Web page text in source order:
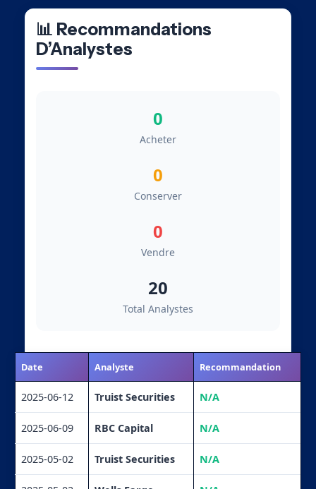
📊 Recommandations
D’Analystes
0
Acheter
0
Conserver
0
Vendre
20
Total Analystes
Date Analyste Recommandation
2025-06-12 Truist Securities N/A
2025-06-09 RBC Capital N/A
2025-05-02 Truist Securities N/A